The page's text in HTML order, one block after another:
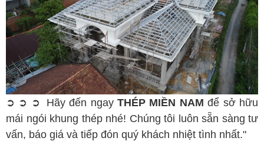
➲ ➲ ➲ Hãy đến ngayTHÉP MIỀN NAMđể sở hữu
mái ngói khung thép nhé! Chúng tôi luôn sẵn sàng tư
vấn, báo giá và tiếp đón quý khách nhiệt tình nhất."